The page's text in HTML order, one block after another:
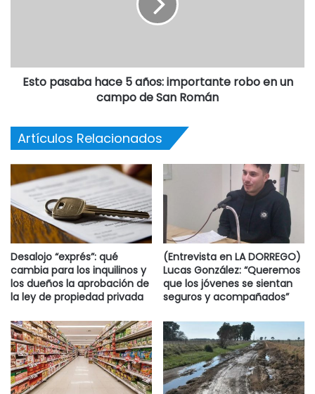
Provincia y los gremios. Así, expuso a los gremialistas
“Durante el último tiempo muchos de ustedes se vieron
perjudicados por el conflicto que hemos tenido con los
gremios. Quiero pedirles perdón si en algún momento
Esto pasaba hace 5 años: importante robo en un
campo de San Román
Artículos Relacionados
Desalojo “exprés”: qué
cambia para los inquilinos y
los dueños la aprobación de
la ley de propiedad privada
(Entrevista en LA DORREGO)
Lucas González: “Queremos
que los jóvenes se sientan
seguros y acompañados”